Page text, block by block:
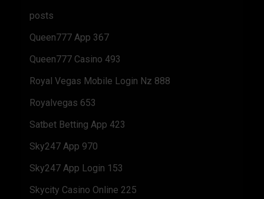
posts
Queen777 App 367
Queen777 Casino 493
Royal Vegas Mobile Login Nz 888
Royalvegas 653
Satbet Betting App 423
Sky247 App 970
Sky247 App Login 153
Skycity Casino Online 225